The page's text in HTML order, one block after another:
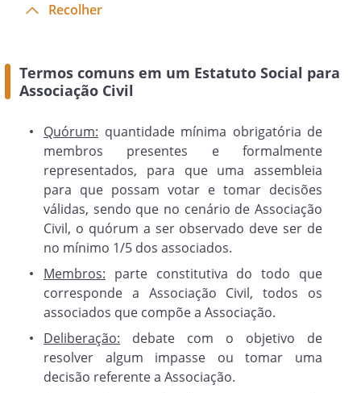
primeira e segunda chamada, com
convocou.
Parágrafo Segundo.
Quando a assembleia geral for
convocada pelos associados, deverá o
Presidente convocá-la no prazo de 03
(três) dias, contados da data da entrega
do requerimento, que deverá ser
encaminhado via carta registrada com
presidente através de notificação
extrajudicial. Se o Presidente não
convocar a assembleia, aqueles que
deliberam por sua realização, farão a
convocação.
Recolher
Termos comuns em um Estatuto Social para
Associação Civil
Quórum: quantidade mínima obrigatória de
membros presentes e formalmente
representados, para que uma assembleia
para que possam votar e tomar decisões
válidas, sendo que no cenário de Associação
Civil, o quórum a ser observado deve ser de
no mínimo 1/5 dos associados.
Membros: parte constitutiva do todo que
corresponde a Associação Civil, todos os
associados que compõe a Associação.
Deliberação: debate com o objetivo de
resolver algum impasse ou tomar uma
decisão referente a Associação.